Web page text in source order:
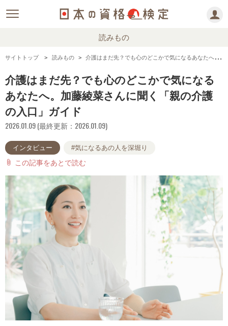
読みもの
サイトトップ 読みもの 介護はまだ先？でも心のどこかで気になるあなたへ。加藤綾菜さんに聞く「親の介護の入口」ガイド
介護はまだ先？でも心のどこかで気になる
あなたへ。加藤綾菜さんに聞く「親の介護
の入口」ガイド
2026.01.09 (最終更新：2026.01.09)
インタビュー #気になるあの人を深堀り
attach_file この記事をあとで読む